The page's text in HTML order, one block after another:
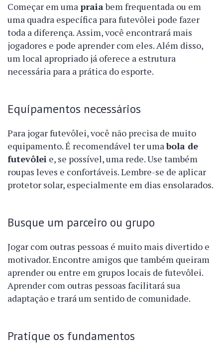
Começar em uma praiabem frequentada ou em
uma quadra específica para futevôlei pode fazer
toda a diferença. Assim, você encontrará mais
jogadores e pode aprender com eles. Além disso,
um local apropriado já oferece a estrutura
necessária para a prática do esporte.
Equipamentos necessários
Para jogar futevôlei, você não precisa de muito
equipamento. É recomendável ter umabola de
futevôlei e, se possível, uma rede. Use também
roupas leves e confortáveis. Lembre-se de aplicar
protetor solar, especialmente em dias ensolarados.
Busque um parceiro ou grupo
Jogar com outras pessoas é muito mais divertido e
motivador. Encontre amigos que também queiram
aprender ou entre em grupos locais de futevôlei.
Aprender com outras pessoas facilitará sua
adaptação e trará um sentido de comunidade.
Pratique os fundamentos